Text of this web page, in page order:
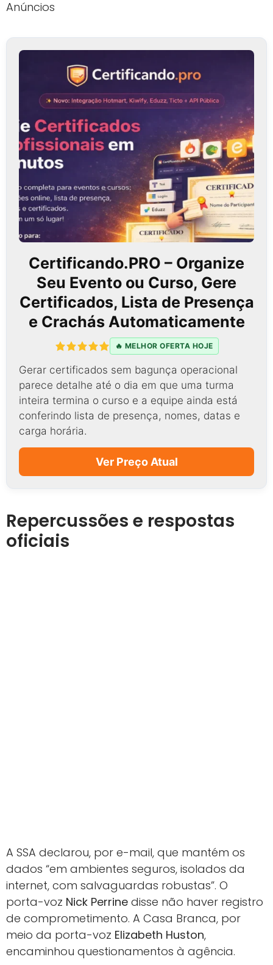
Anúncios
Certificando.PRO – Organize
Seu Evento ou Curso, Gere
Certificados, Lista de Presença
e Crachás Automaticamente
🔥 MELHOR OFERTA HOJE
Gerar certificados sem bagunça operacional
parece detalhe até o dia em que uma turma
inteira termina o curso e a equipe ainda está
conferindo lista de presença, nomes, datas e
carga horária.
Ver Preço Atual
Repercussões e respostas
oficiais
A SSA declarou, por e-mail, que mantém os
dados “em ambientes seguros, isolados da
internet, com salvaguardas robustas”. O
porta-voz Nick Perrine disse não haver registro
de comprometimento. A Casa Branca, por
meio da porta-voz Elizabeth Huston,
encaminhou questionamentos à agência.